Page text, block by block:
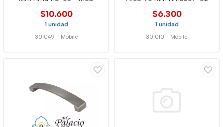
$10.600
1 unidad
301049 - Mobile
$6.300
1 unidad
301010 - Mobile